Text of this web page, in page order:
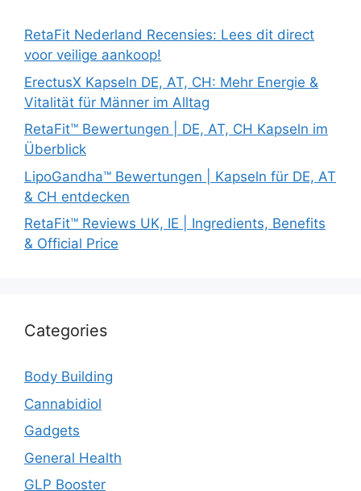
RetaFit Nederland Recensies: Lees dit direct
voor veilige aankoop!
ErectusX Kapseln DE, AT, CH: Mehr Energie &
Vitalität für Männer im Alltag
RetaFit™ Bewertungen | DE, AT, CH Kapseln im
Überblick
LipoGandha™ Bewertungen | Kapseln für DE, AT
& CH entdecken
RetaFit™ Reviews UK, IE | Ingredients, Benefits
& Official Price
Categories
Body Building
Cannabidiol
Gadgets
General Health
GLP Booster